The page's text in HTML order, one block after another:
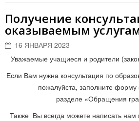
Получение
оказываемым
16 ЯНВАРЯ 2023
Уважаемые учащиеся и родители
Если Вам нужна консультация по
пожалуйста, заполните
разделе «Обращения
Также Вы всегда можете написать нам